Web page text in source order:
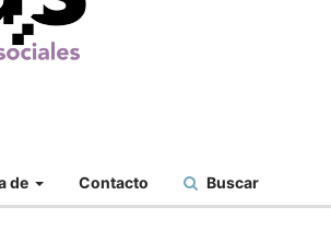
de Contacto Buscar